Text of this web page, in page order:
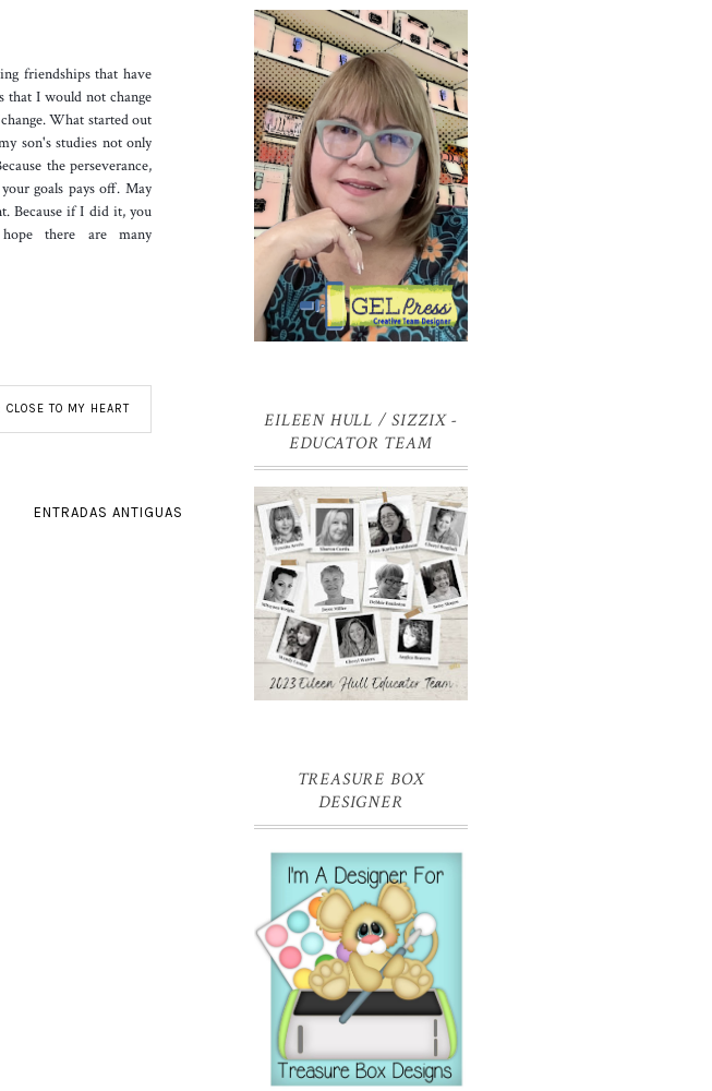
friendships that have
that I would not change
What started out
son's studies not only
the perseverance,
goals pays off. May
Because if I did it, you
there are many
CLOSE TO MY HEART
ENTRADAS ANTIGUAS
EILEEN HULL / SIZZIX -
EDUCATOR TEAM
TREASURE BOX
DESIGNER